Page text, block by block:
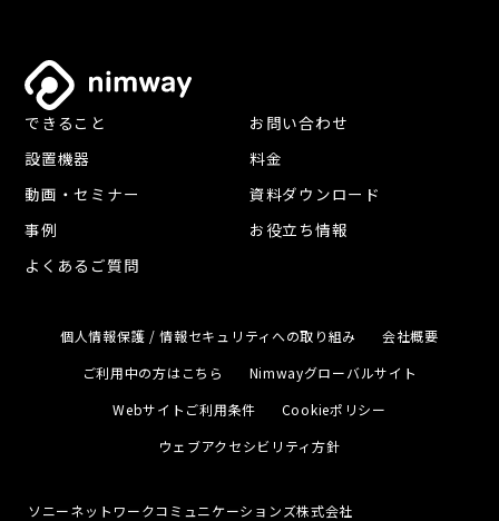
できること
お問い合わせ
設置機器
料金
動画・セミナー
資料ダウンロード
事例
お役立ち情報
よくあるご質問
個人情報保護 / 情報セキュリティへの取り組み
会社概要
ご利用中の方はこちら
Nimwayグローバルサイト
Webサイトご利用条件
Cookieポリシー
ウェブアクセシビリティ方針
ソニーネットワークコミュニケーションズ株式会社